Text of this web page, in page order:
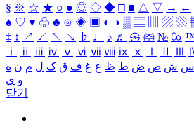
§ ※ ☆ ★ ○ ● ◎ ◇ ◆ □ ■ △ ▽ → ←
♠ ♡ ♥ ♧ ♣ ⊙ ◈ ▣ ◐ ◑ ▒ ▤ ▨ ▧
‡ ↕ ↗ ↙ ↖ ↘ ♭ ♩ ♪ ♬ ㉿ ㈜ № ㏇
ⅰ
ⅱ ⅲ ⅳ ⅴ ⅵ ⅶ ⅷ ⅸ ⅹ
س ش ص ض ط ظ ع غ ف ق ک ل م ن ه
و ی
닫기